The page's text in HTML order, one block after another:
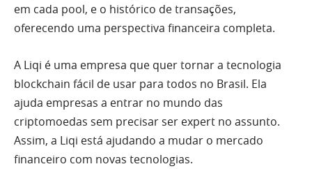
em cada pool, e o histórico de transações,
oferecendo uma perspectiva financeira completa.
A Liqi é uma empresa que quer tornar a tecnologia
blockchain fácil de usar para todos no Brasil. Ela
ajuda empresas a entrar no mundo das
criptomoedas sem precisar ser expert no assunto.
Assim, a Liqi está ajudando a mudar o mercado
financeiro com novas tecnologias.